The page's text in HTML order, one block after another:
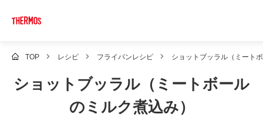
TOP レシピ フライパンレシピ ショットブッラル（ミート
ショットブッラル（ミートボール
のミルク煮込み）